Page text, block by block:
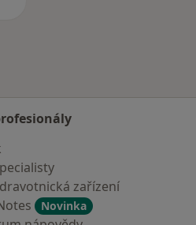
zařízení
Novinka